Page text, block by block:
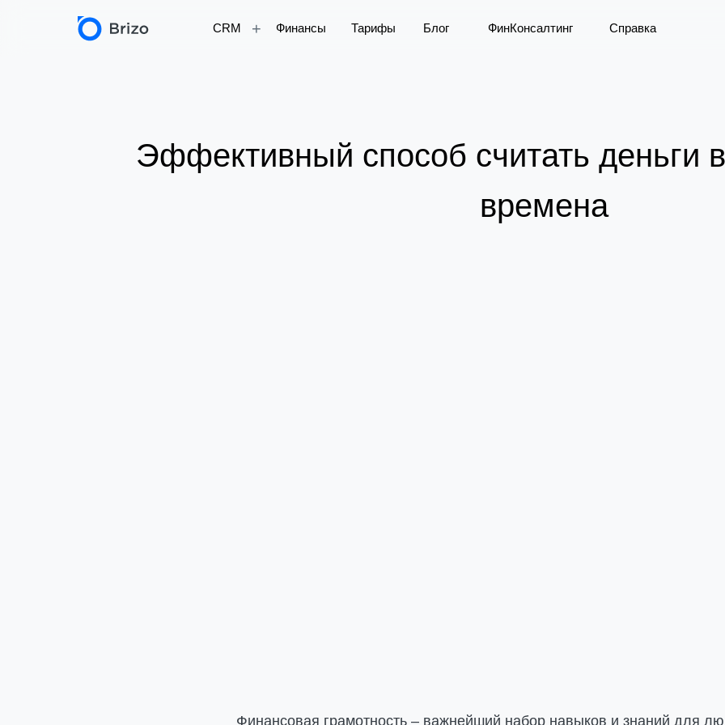
CRM Тарифы Блог Справка
ФинКонсалтинг
+ Финансы
Эффективный способ считать деньги
времена
Финансовая грамотность – важнейший набор навыков и знаний для